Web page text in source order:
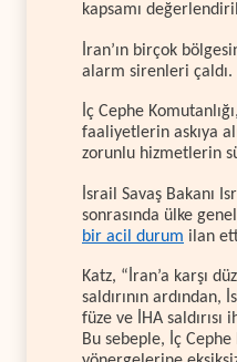
kapsamı
İran’ın birçok
alarm sirenleri çaldı.
İç Cephe
faaliyetlerin askıya
zorunlu hizmetlerin
İsrail Savaş Bakanı
sonrasında ülke
bir acil durum ilan
Katz, “İran’a karşı
saldırının
füze ve İHA
Bu sebeple, İç Cephe